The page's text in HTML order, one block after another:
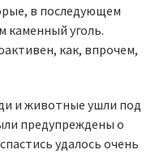
в последующем
каменный уголь.
как, впрочем,
и животные ушли под
предупреждены о
удалось очень